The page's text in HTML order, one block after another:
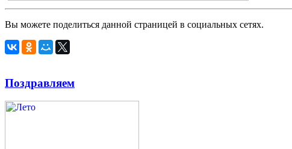
Вы можете поделиться данной страницей в социальных сетях.
Поздравляем